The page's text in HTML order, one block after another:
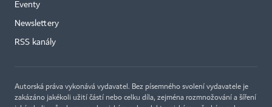
Eventy
Newslettery
RSS kanály
Autorská práva vykonává vydavatel. Bez písemného svolení vydavatele je
zakázáno jakékoli užití částí nebo celku díla, zejména rozmnožování a šíření